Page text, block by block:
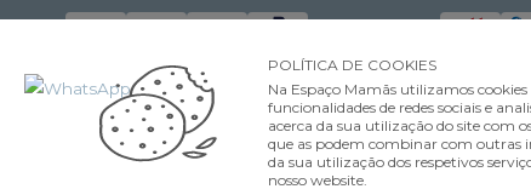
©Espaço Mamãs. Todos os direitos reservados Designed & developed
POLÍTICA DE COOKIES
Na Espaço Mamãs utilizamos
funcionalidades de redes sociais e
acerca da sua utilização do site com
que as podem combinar com outras
da sua utilização dos respetivos
nosso website.